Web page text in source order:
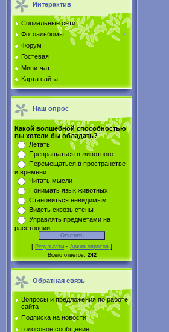
Интерактив
Социальные сети
Фотоальбомы
Форум
Гостевая
Мини-чат
Карта сайта
Наш опрос
Какой волшебной способностью
вы хотели бы обладать?
Летать
Превращаться в животного
Перемещаться в пространстве
и времени
Читать мысли
Понимать язык животных
Становиться невидимым
Видеть сквозь стены
Управлять предметами на
расстоянии
[ Результаты · Архив опросов ]
Всего ответов: 242
Обратная связь
Вопросы и предложения по работе
сайта
Подписка на новости
Голосовое сообщение